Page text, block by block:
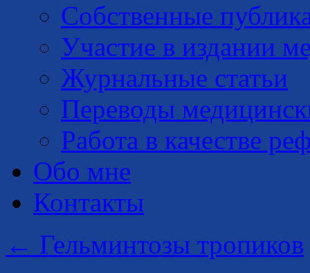
Собственные
Участие в издании
Журнальные статьи
Переводы
Работа в качестве
Обо мне
Контакты
← Гельминтозы тропиков